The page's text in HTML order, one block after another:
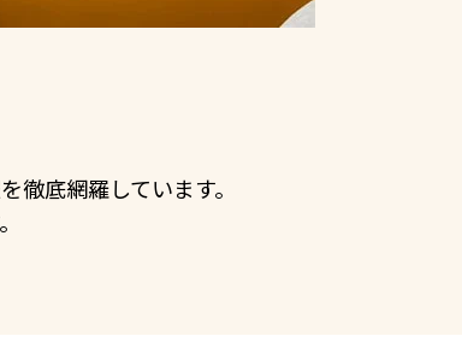
徹底網羅しています。